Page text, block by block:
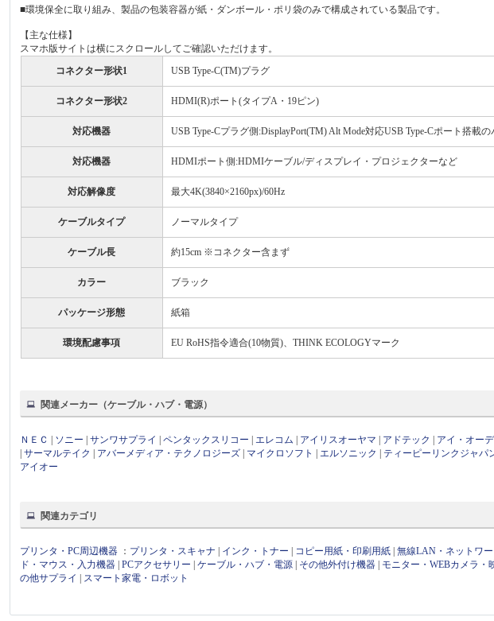
■環境保全に取り組み、製品の包装容器が紙・ダンボール・ポリ袋のみで構成されている製品です。
【主な仕様】
スマホ版サイトは横にスクロールしてご確認いただけます。
コネクター形状1
USB Type-C(TM)プラグ
コネクター形状2 HDMI(R)ポート(タイプA・19ピン)
対応機器 USB Type-Cプラグ側:DisplayPort(TM) Alt Mode対応USB Type-Cポート搭載
対応機器 HDMIポート側:HDMIケーブル/ディスプレイ・プロジェクターなど
対応解像度 最大4K(3840×2160px)/60Hz
ケーブルタイプ ノーマルタイプ
ケーブル長 約15cm ※コネクター含まず
カラー ブラック
パッケージ形態 紙箱
環境配慮事項 EU RoHS指令適合(10物質)、THINK ECOLOGYマーク
関連メーカー（ケーブル・ハブ・電源）
ＮＥＣ ソニー |サンワサプライ |ペンタックスリコー エレコム アイリスオーヤマ アドテック アイ・オー
|サーマルテイク アバーメディア・テクノロジーズ マイクロソフト エルソニック ティーピーリンクジャパ
アイオー
関連カテゴリ
プリンタ・PC周辺機器 ： プリンタ・スキャナ インク・トナー コピー用紙・印刷用紙 |無線LAN・ネットワ
ド・マウス・入力機器 |PCアクセサリー |ケーブル・ハブ・電源 その他外付け機器 モニター・WEBカメラ・
の他サプライ
スマート家電・ロボット